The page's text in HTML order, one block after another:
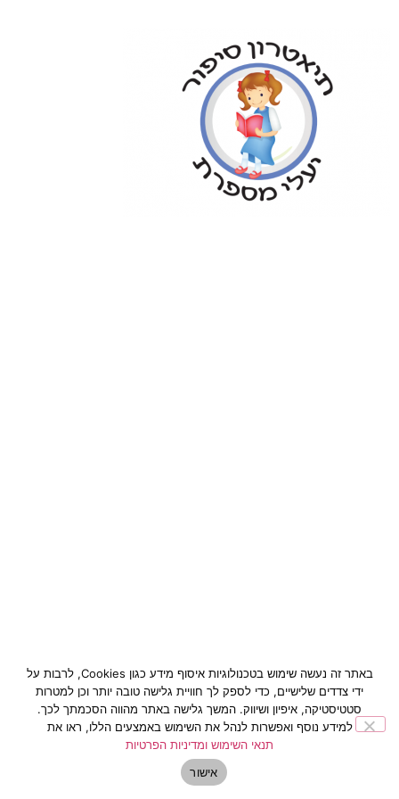
באתר זה נעשה שימוש בטכנולוגיות איסוף מידע כגון Cookies, לרבות על
ידי צדדים שלישיים, כדי לספק לך חוויית גלישה טובה יותר וכן למטרות
סטטיסטיקה, איפיון ושיווק. המשך גלישה באתר מהווה הסכמתך לכך.
למידע נוסף ואפשרות לנהל את השימוש באמצעים הללו, ראו את
תנאי השימוש ומדיניות הפרטיות
אישור